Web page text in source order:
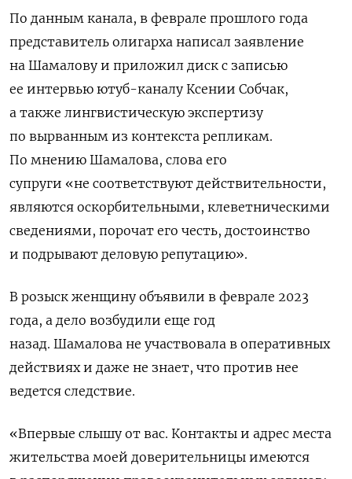
По данным канала, в феврале прошлого года
представитель олигарха написал заявление
на Шамалову и приложил диск с записью
ее интервью ютуб-каналу Ксении Собчак,
а также лингвистическую экспертизу
по вырванным из контекста репликам.
По мнению Шамалова, слова его
супруги «не соответствуют действительности,
являются оскорбительными, клеветническими
сведениями, порочат его честь, достоинство
и подрывают деловую репутацию».
В розыск женщину объявили в феврале 2023
года, а дело возбудили еще год
назад. Шамалова не участвовала в оперативных
действиях и даже не знает, что против нее
ведется следствие.
«Впервые слышу от вас. Контакты и адрес места
жительства моей доверительницы имеются